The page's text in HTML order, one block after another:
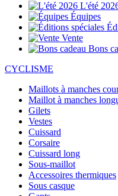
L'été
Équipes
Vente
Bons
CYCLISME
Maillots à manches
Maillot à manches
Gilets
Vestes
Cuissard
Corsaire
Cuissard long
Sous-maillot
Accessoires thermiques
Sous casque